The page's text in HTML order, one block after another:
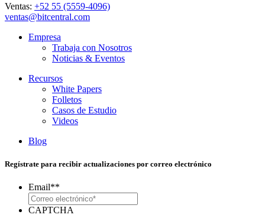
Ventas: +52 55 (5559-4096)
ventas@bitcentral.com
Empresa
Trabaja con Nosotros
Noticias & Eventos
Recursos
White Papers
Folletos
Casos de Estudio
Videos
Blog
Regístrate para recibir actualizaciones por correo electrónico
Email**
CAPTCHA